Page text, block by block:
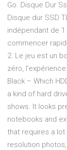
Go. Disque Dur
Disque dur SSD
indépendant de
commencer
2. Le jeu est un
zéro,
Black – Which
a kind of hard
shows. It looks
notebooks and
that requires a lot
resolution